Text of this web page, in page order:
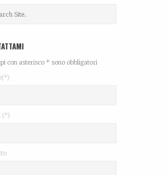
con asterisco * sono obbligatori
(*)